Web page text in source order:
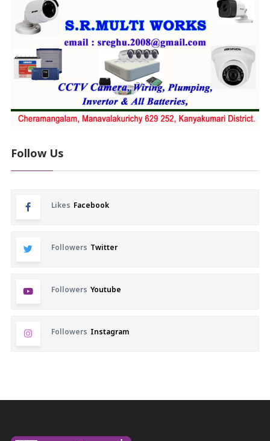
Follow Us
Likes Facebook
Followers Twitter
Followers Youtube
Followers Instagram